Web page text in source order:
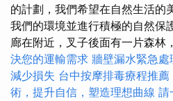
的計劃，我們希望在自然生活的
我們的環境並進行積極的自然保
廊在附近，叉子後面有一片森林
決您的運輸需求 牆壁漏水緊急處
減少損失 台中按摩排毒療程推薦
術，提升自信，塑造理想曲線 請